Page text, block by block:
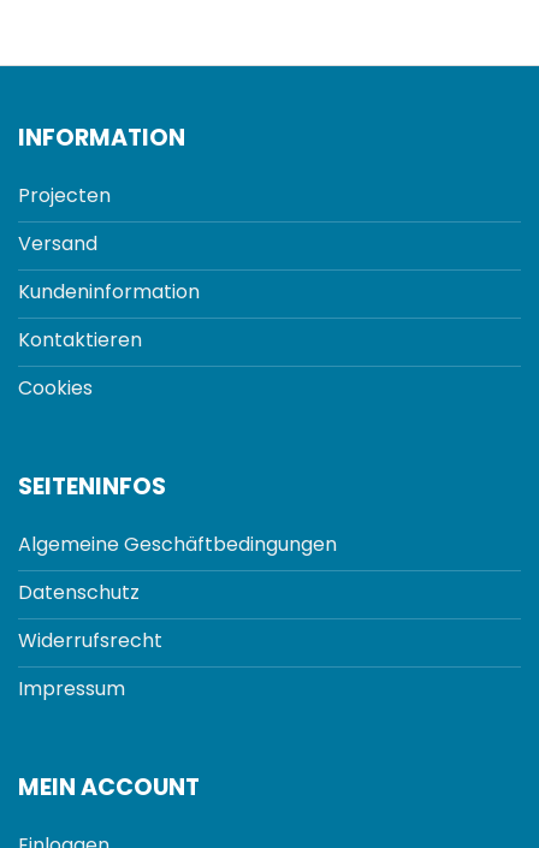
INFORMATION
Projecten
Versand
Kundeninformation
Kontaktieren
Cookies
SEITENINFOS
Algemeine Geschäftbedingungen
Datenschutz
Widerrufsrecht
Impressum
MEIN ACCOUNT